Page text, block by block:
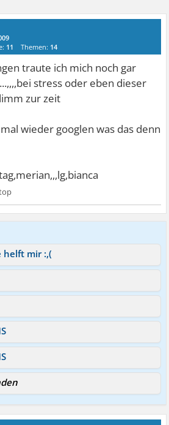
11 Themen: 14
traute ich mich noch gar
stress oder eben dieser
zur zeit
wieder googlen was das denn
helft mir :,(